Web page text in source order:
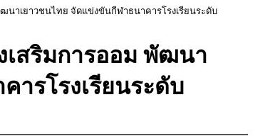
าเยาวชนไทย จัดแข่งขันกีฬาธนาคารโรงเรียนระดับ
สริมการออม พัฒนา
ารโรงเรียนระดับ